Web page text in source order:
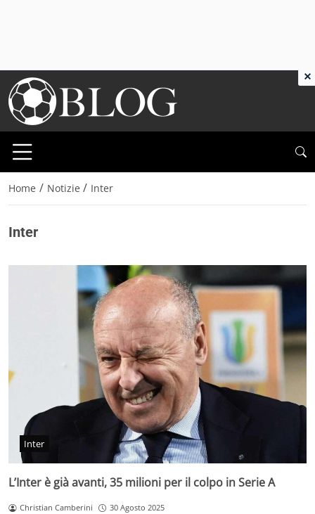
Home / Notizie / Inter
Inter
Inter
L’Inter è già avanti, 35 milioni per il colpo in Serie A
Christian Camberini 30 Agosto 2025
×